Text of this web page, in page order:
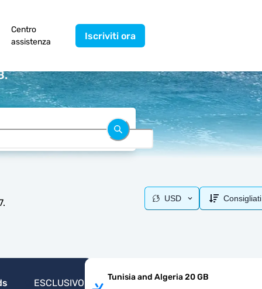
Centro
assistenza
Iscriviti ora
USD Consigliati
ESCLUSIVO
Tunisia and Algeria 20 GB